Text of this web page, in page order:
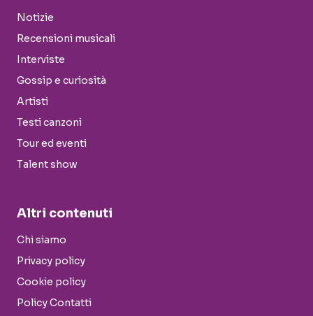
Notizie
Recensioni musicali
Interviste
Gossip e curiosità
Artisti
Testi canzoni
Tour ed eventi
Talent show
Altri contenuti
Chi siamo
Privacy policy
Cookie policy
Policy Contatti